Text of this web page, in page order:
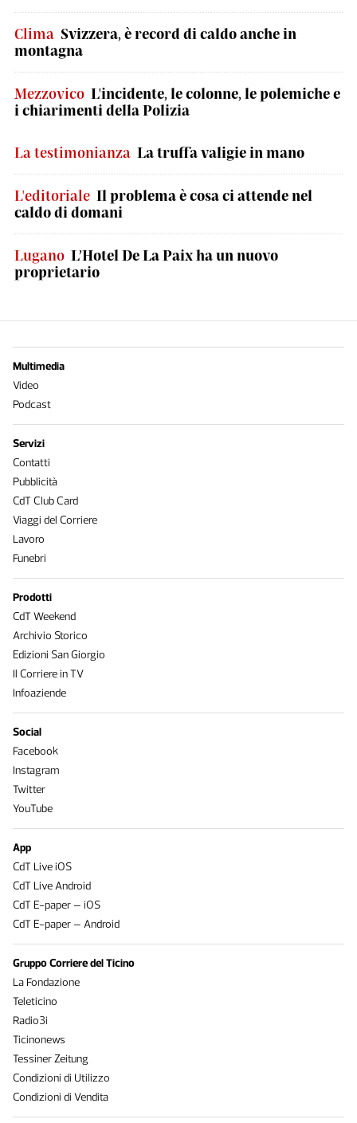
Clima Svizzera, è record di caldo anche in
montagna
Mezzovico L'incidente, le colonne, le polemiche e
i chiarimenti della Polizia
La testimonianza La truffa valigie in mano
L'editoriale Il problema è cosa ci attende nel
caldo di domani
Lugano L’Hotel De La Paix ha un nuovo
proprietario
Multimedia
Video
Podcast
Servizi
Contatti
Pubblicità
CdT Club Card
Viaggi del Corriere
Lavoro
Funebri
Prodotti
CdT Weekend
Archivio Storico
Edizioni San Giorgio
Il Corriere in TV
Infoaziende
Social
Facebook
Instagram
Twitter
YouTube
App
CdT Live iOS
CdT Live Android
CdT E-paper – iOS
CdT E-paper – Android
Gruppo Corriere del Ticino
La Fondazione
Teleticino
Radio3i
Ticinonews
Tessiner Zeitung
Condizioni di Utilizzo
Condizioni di Vendita